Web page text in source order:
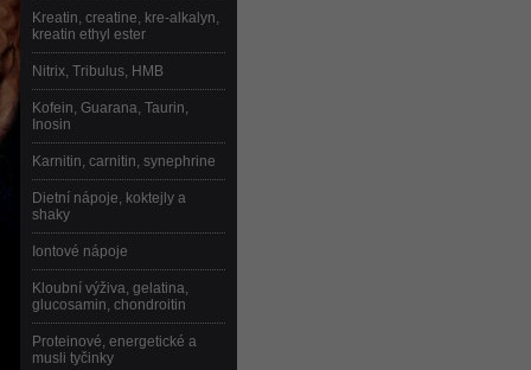
Kreatin, creatine, kre-alkalyn,
kreatin ethyl ester
Nitrix, Tribulus, HMB
Kofein, Guarana, Taurin,
Inosin
Karnitin, carnitin, synephrine
Dietní nápoje, koktejly a
shaky
Iontové nápoje
Kloubní výživa, gelatina,
glucosamin, chondroitin
Proteinové, energetické a
musli tyčinky